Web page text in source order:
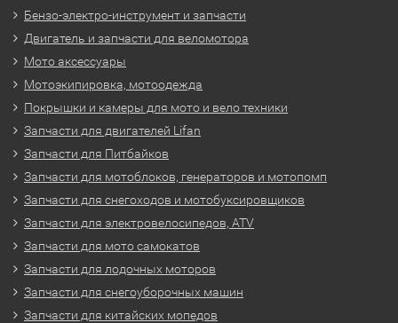
Бензо-электро-инструмент и запчасти
Двигатель и запчасти для веломотора
Мото аксессуары
Мотоэкипировка, мотоодежда
Покрышки и камеры для мото и вело техники
Запчасти для двигателей Lifan
Запчасти для Питбайков
Запчасти для мотоблоков, генераторов и мотопомп
Запчасти для снегоходов и мотобуксировщиков
Запчасти для электровелосипедов, ATV
Запчасти для мото самокатов
Запчасти для лодочных моторов
Запчасти для снегоуборочных машин
Запчасти для китайских мопедов